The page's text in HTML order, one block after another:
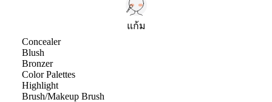
แก้ม
Concealer
Blush
Bronzer
Color Palettes
Highlight
Brush/Makeup Brush